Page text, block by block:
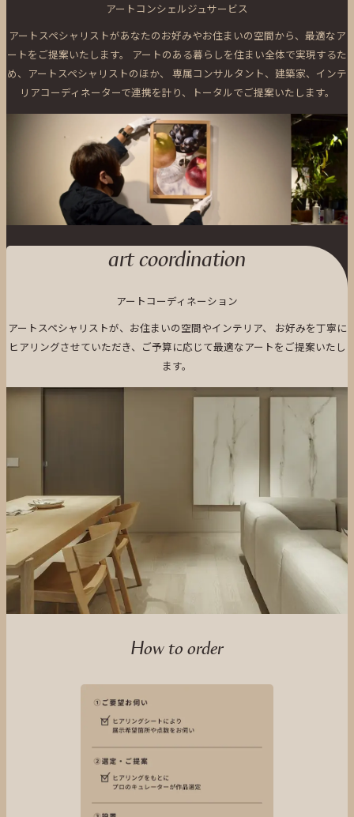
アートコンシェルジュサービス
アートスペシャリストがあなたのお好みやお住まいの空間から、最適なア
ートをご提案いたします。
アートのある暮らしを住まい全体で実現するた
め、アートスペシャリストのほか、 専属コンサルタント、建築家、インテ
リアコーディネーターで連携を計り、トータルでご提案いたします。
art coordination
アートコーディネーション
アートスペシャリストが、お住まいの空間やインテリア、
お好みを丁寧に
ヒアリングさせていただき、ご予算に応じて最適なアートをご提案いたし
ます。
How to order